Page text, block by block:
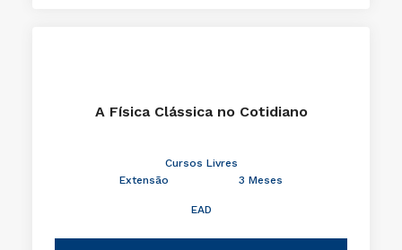
A Física Clássica no Cotidiano
Cursos Livres
Extensão
3 Meses
EAD